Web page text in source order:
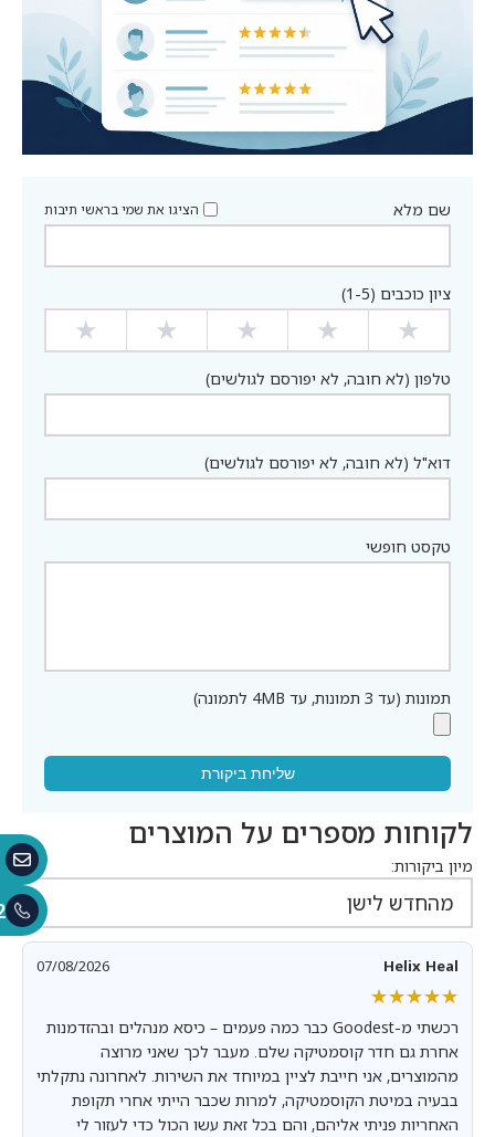
שם מלא הציגו את שמי בראשי תיבות
ציון כוכבים (1-5)
★
★
★
★
★
טלפון (לא חובה, לא יפורסם לגולשים)
דוא"ל (לא חובה, לא יפורסם לגולשים)
טקסט חופשי
תמונות (עד 3 תמונות, עד 4MB לתמונה)
שליחת ביקורת
לקוחות מספרים על המוצרים
מיון ביקורות:
Helix Heal
07/08/2026
★★★★★
★★★★★
רכשתי מ-Goodest כבר כמה פעמים – כיסא מנהלים ובהזדמנות
אחרת גם חדר קוסמטיקה שלם. מעבר לכך שאני מרוצה
מהמוצרים, אני חייבת לציין במיוחד את השירות. לאחרונה נתקלתי
בבעיה במיטת הקוסמטיקה, למרות שכבר הייתי אחרי תקופת
האחריות פניתי אליהם, והם בכל זאת עשו הכול כדי לעזור לי